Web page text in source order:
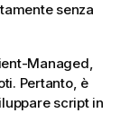
senza
Managed,
Pertanto, è
script in